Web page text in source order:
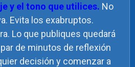
y el tono que utilices. No
Evita los exabruptos.
Lo que publiques quedará
de minutos de reflexión
decisión y comenzar a